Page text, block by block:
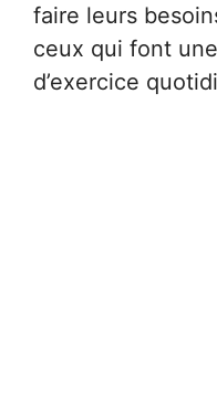
faire leurs
ceux qui font
d’exercice